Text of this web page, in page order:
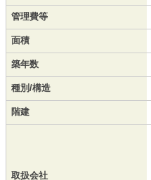
管理費等
面積
築年数
種別/構造
階建
取扱会社